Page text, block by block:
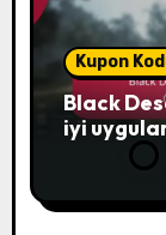
Kupon
Black
iyi
etme,